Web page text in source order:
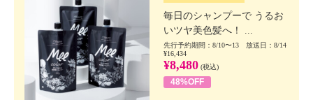
毎日のシャンプーで うるお
いツヤ美色髪へ！ ...
先行予約期間：8/10〜13 放送日：8/14
¥16,434
¥8,480 (税込)
48%OFF